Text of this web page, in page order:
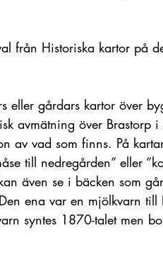
från Historiska kartor på
eller gårdars kartor över
avmätning över
av vad som finns. På
till nedregården” eller
även se i bäcken som
ena var en mjölkvarn
syntes 1870-talet men